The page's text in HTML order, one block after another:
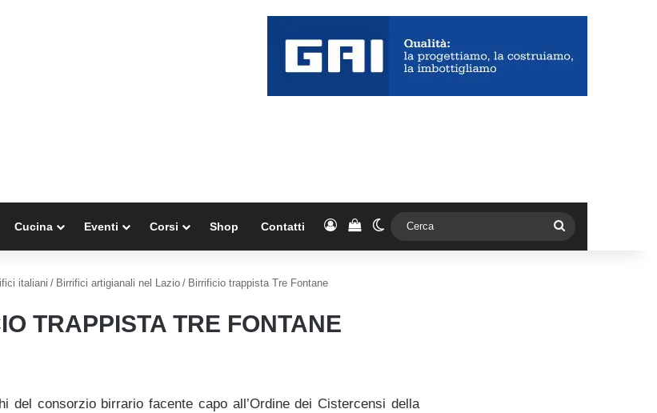
Cucina Eventi Corsi Shop Contatti AccediVedi il carrello
Cambia aspetto
italiani / Birrifici artigianali nel Lazio / Birrificio trappista Tre Fontane
TRAPPISTA TRE FONTANE
del consorzio birrario facente capo all’Ordine dei Cistercensi della